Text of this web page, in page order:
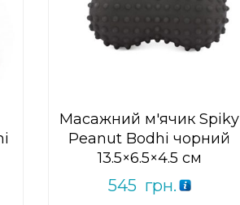
Масажний м'ячик Spiky
Peanut Bodhi чорний
13.5×6.5×4.5 см
545 грн.
0
out
ПРИДБАТИ
Add to Wishlist